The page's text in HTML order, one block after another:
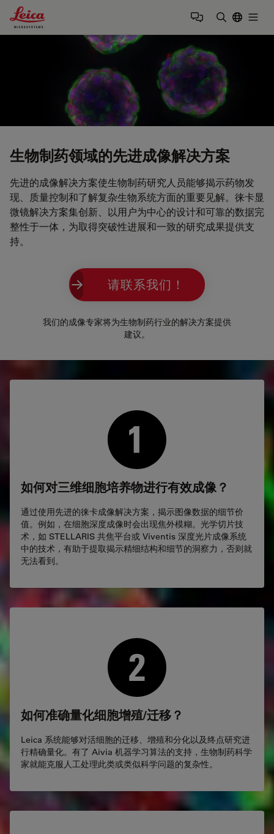
Leica Microsystems Logo
生物制药领域的先进成像解决方案
先进的成像解决方案使生物制药研究人员能够揭示药物发
现、质量控制和了解复杂生物系统方面的重要见解。徕卡显
微镜解决方案集创新、以用户为中心的设计和可靠的数据完
整性于一体，为取得突破性进展和一致的研究成果提供支
持。
请联系我们！
我们的成像专家将为生物制药行业的解决方案提供
建议。
如何对三维细胞培养物进行有效成像？
通过使用先进的徕卡成像解决方案，揭示图像数据的细节价
值。例如，在细胞深度成像时会出现焦外模糊。光学切片技
术，如 STELLARIS 共焦平台或 Viventis 深度光片成像系统
中的技术，有助于提取揭示精细结构和细节的洞察力，否则就
无法看到。
如何准确量化细胞增殖/迁移？
Leica 系统能够对活细胞的迁移、增殖和分化以及终点研究进
行精确量化。有了 Aivia 机器学习算法的支持，生物制药科学
家就能克服人工处理此类或类似科学问题的复杂性。